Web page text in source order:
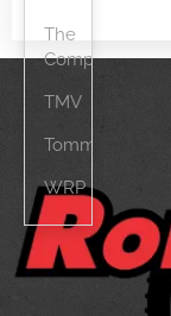
The
Competition
TMV
Tommaselli
WRP